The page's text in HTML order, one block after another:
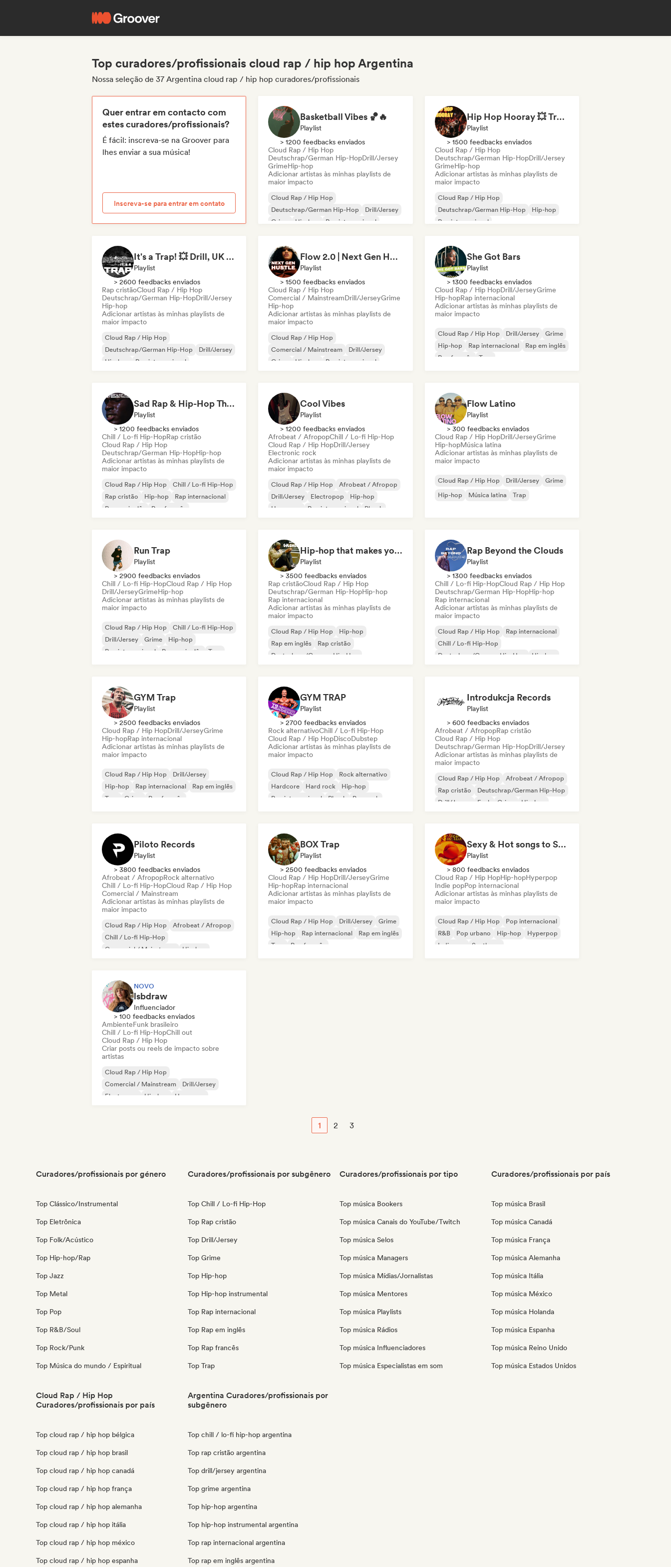
Top curadores/profissionais cloud rap / hip hop Argentina
Nossa seleção de 37 Argentina cloud rap / hip hop curadores/profissionais
Quer entrar em contacto com
estes curadores/profissionais?
É fácil: inscreva-se na Groover para
lhes enviar a sua música!
Inscreva-se para entrar em contato
Basketball Vibes 🏀🔥
Playlist
> 1200 feedbacks enviados
Cloud Rap / Hip Hop
Deutschrap/German Hip-HopDrill/Jersey
GrimeHip-hop
Adicionar artistas às minhas playlists de
maior impacto
Cloud Rap / Hip Hop
Deutschrap/German Hip-Hop
Drill/Jersey
Grime
Hip-hop
Rap internacional
Hip Hop Hooray 💥 Trap, Hype & Party Rap Bangers
Playlist
> 1500 feedbacks enviados
Cloud Rap / Hip Hop
Deutschrap/German Hip-HopDrill/Jersey
GrimeHip-hop
Adicionar artistas às minhas playlists de
maior impacto
Cloud Rap / Hip Hop
Deutschrap/German Hip-Hop
Hip-hop
Rap internacional
Rap francês
It's a Trap! 💥 Drill, UK Drill & Hard-Hitting Trap
Playlist
> 2600 feedbacks enviados
Rap cristãoCloud Rap / Hip Hop
Deutschrap/German Hip-HopDrill/Jersey
Hip-hop
Adicionar artistas às minhas playlists de
maior impacto
Cloud Rap / Hip Hop
Deutschrap/German Hip-Hop
Drill/Jersey
Hip-hop
Rap internacional
Flow 2.0 | Next Gen Hustle
Playlist
> 1500 feedbacks enviados
Cloud Rap / Hip Hop
Comercial / MainstreamDrill/JerseyGrime
Hip-hop
Adicionar artistas às minhas playlists de
maior impacto
Cloud Rap / Hip Hop
Comercial / Mainstream
Drill/Jersey
Grime
Hip-hop
Rap internacional
She Got Bars
Playlist
> 1300 feedbacks enviados
Cloud Rap / Hip HopDrill/JerseyGrime
Hip-hopRap internacional
Adicionar artistas às minhas playlists de
maior impacto
Cloud Rap / Hip Hop Drill/Jersey
Grime
Hip-hop
Rap internacional
Rap em inglês
Rap francês
Trap
Sad Rap & Hip-Hop That Makes You Cry
Playlist
> 1200 feedbacks enviados
Chill / Lo-fi Hip-HopRap cristão
Cloud Rap / Hip Hop
Deutschrap/German Hip-HopHip-hop
Adicionar artistas às minhas playlists de
maior impacto
Cloud Rap / Hip Hop
Chill / Lo-fi Hip-Hop
Rap cristão
Hip-hop
Rap internacional
Rap em inglês
Rap francês
Cool Vibes
Playlist
> 1200 feedbacks enviados
Afrobeat / AfropopChill / Lo-fi Hip-Hop
Cloud Rap / Hip HopDrill/Jersey
Electronic rock
Adicionar artistas às minhas playlists de
maior impacto
Cloud Rap / Hip Hop
Afrobeat / Afropop
Drill/Jersey
Electropop
Hip-hop
Hyperpop
Rap internacional Phonk
Flow Latino
Playlist
> 300 feedbacks enviados
Cloud Rap / Hip HopDrill/JerseyGrime
Hip-hopMúsica latina
Adicionar artistas às minhas playlists de
maior impacto
Cloud Rap / Hip Hop Drill/Jersey
Grime
Hip-hop
Música latina Trap
Run Trap
Playlist
> 2900 feedbacks enviados
Chill / Lo-fi Hip-HopCloud Rap / Hip Hop
Drill/JerseyGrimeHip-hop
Adicionar artistas às minhas playlists de
maior impacto
Cloud Rap / Hip Hop
Chill / Lo-fi Hip-Hop
Drill/Jersey
Grime
Hip-hop
Rap internacional
Rap em inglês Trap
Hip-hop that makes you nod in silence
Playlist
> 3500 feedbacks enviados
Rap cristãoCloud Rap / Hip Hop
Deutschrap/German Hip-HopHip-hop
Rap internacional
Adicionar artistas às minhas playlists de
maior impacto
Cloud Rap / Hip Hop
Hip-hop
Rap em inglês
Rap cristão
Deutschrap/German Hip-Hop
Rap Beyond the Clouds
Playlist
> 1300 feedbacks enviados
Chill / Lo-fi Hip-HopCloud Rap / Hip Hop
Deutschrap/German Hip-HopHip-hop
Rap internacional
Adicionar artistas às minhas playlists de
maior impacto
Cloud Rap / Hip Hop
Rap internacional
Chill / Lo-fi Hip-Hop
Deutschrap/German Hip-Hop
Hip-hop
GYM Trap
Playlist
> 2500 feedbacks enviados
Cloud Rap / Hip HopDrill/JerseyGrime
Hip-hopRap internacional
Adicionar artistas às minhas playlists de
maior impacto
Cloud Rap / Hip Hop
Drill/Jersey
Hip-hop
Rap internacional
Rap em inglês
Trap
Grime Rap francês
GYM TRAP
Playlist
> 2700 feedbacks enviados
Rock alternativoChill / Lo-fi Hip-Hop
Cloud Rap / Hip HopDiscoDubstep
Adicionar artistas às minhas playlists de
maior impacto
Cloud Rap / Hip Hop
Rock alternativo
Hardcore
Hard rock
Hip-hop
Rap internacional
Phonk Pop rock
Introdukcja Records
Playlist
> 600 feedbacks enviados
Afrobeat / AfropopRap cristão
Cloud Rap / Hip Hop
Deutschrap/German Hip-HopDrill/Jersey
Adicionar artistas às minhas playlists de
maior impacto
Cloud Rap / Hip Hop
Afrobeat / Afropop
Rap cristão
Deutschrap/German Hip-Hop
Drill/Jersey
Funk Grime Hip-hop
Piloto Records
Playlist
> 3800 feedbacks enviados
Afrobeat / AfropopRock alternativo
Chill / Lo-fi Hip-HopCloud Rap / Hip Hop
Comercial / Mainstream
Adicionar artistas às minhas playlists de
maior impacto
Cloud Rap / Hip Hop
Afrobeat / Afropop
Chill / Lo-fi Hip-Hop
Comercial / Mainstream
Hip-hop
BOX Trap
Playlist
> 2500 feedbacks enviados
Cloud Rap / Hip HopDrill/JerseyGrime
Hip-hopRap internacional
Adicionar artistas às minhas playlists de
maior impacto
Cloud Rap / Hip Hop Drill/Jersey
Grime
Hip-hop
Rap internacional
Rap em inglês
Trap
Rap francês
Sexy & Hot songs to Set the Mood 🥀 🥵
Playlist
> 800 feedbacks enviados
Cloud Rap / Hip HopHip-hopHyperpop
Indie popPop internacional
Adicionar artistas às minhas playlists de
maior impacto
Cloud Rap / Hip Hop
Pop internacional
R&B
Pop urbano Hip-hop
Hyperpop
Indie pop
Synthpop
NOVO
lsbdraw
Influenciador
> 100 feedbacks enviados
AmbienteFunk brasileiro
Chill / Lo-fi Hip-HopChill out
Cloud Rap / Hip Hop
Criar posts ou reels de impacto sobre
artistas
Cloud Rap / Hip Hop
Comercial / Mainstream
Drill/Jersey
Electropop
Hip-hop
Hyperpop
1 2 3
Curadores/profissionais por género
Top Clássico/Instrumental
Top Eletrônica
Top Folk/Acústico
Top Hip-hop/Rap
Top Jazz
Top Metal
Top Pop
Top R&B/Soul
Top Rock/Punk
Top Música do mundo / Espiritual
Curadores/profissionais por subgênero
Top Chill / Lo-fi Hip-Hop
Top Rap cristão
Top Drill/Jersey
Top Grime
Top Hip-hop
Top Hip-hop instrumental
Top Rap internacional
Top Rap em inglês
Top Rap francês
Top Trap
Curadores/profissionais por tipo
Top música Bookers
Top música Canais do YouTube/Twitch
Top música Selos
Top música Managers
Top música Mídias/Jornalistas
Top música Mentores
Top música Playlists
Top música Rádios
Top música Influenciadores
Top música Especialistas em som
Curadores/profissionais por país
Top música Brasil
Top música Canadá
Top música França
Top música Alemanha
Top música Itália
Top música México
Top música Holanda
Top música Espanha
Top música Reino Unido
Top música Estados Unidos
Cloud Rap / Hip Hop
Curadores/profissionais por país
Top cloud rap / hip hop bélgica
Top cloud rap / hip hop brasil
Top cloud rap / hip hop canadá
Top cloud rap / hip hop frança
Top cloud rap / hip hop alemanha
Top cloud rap / hip hop itália
Top cloud rap / hip hop méxico
Top cloud rap / hip hop espanha
Argentina Curadores/profissionais por
subgênero
Top chill / lo-fi hip-hop argentina
Top rap cristão argentina
Top drill/jersey argentina
Top grime argentina
Top hip-hop argentina
Top hip-hop instrumental argentina
Top rap internacional argentina
Top rap em inglês argentina